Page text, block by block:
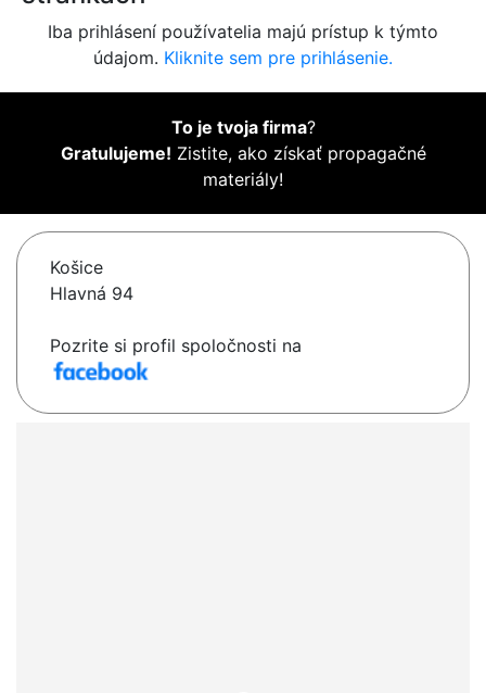
Iba prihlásení používatelia majú prístup k týmto
údajom. Kliknite sem pre prihlásenie.
To je tvoja firma?
Gratulujeme! Zistite, ako získať propagačné
materiály!
Košice
Hlavná 94
Pozrite si profil spoločnosti na